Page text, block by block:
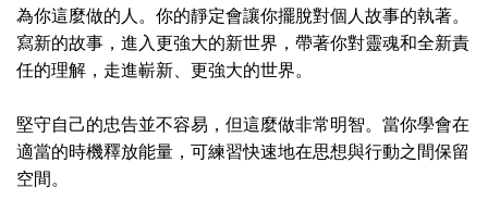
為你這麼做的人。你的靜定會讓你擺脫對個人故事的執著。
寫新的故事，進入更強大的新世界，帶著你對靈魂和全新責
任的理解，走進嶄新、更強大的世界。
堅守自己的忠告並不容易，但這麼做非常明智。當你學會在
適當的時機釋放能量，可練習快速地在思想與行動之間保留
空間。